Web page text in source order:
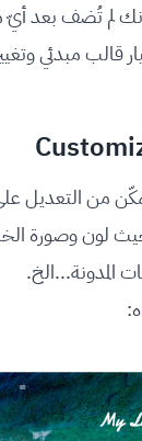
لم تُضف بعد
قالب مبدئي
من التعديل
لون وصورة
المدونة...الخ.